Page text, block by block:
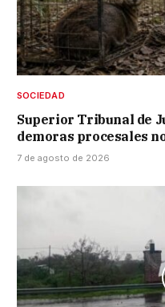
SOCIEDAD
Superior Tribunal de
demoras procesales
7 de agosto de 2026